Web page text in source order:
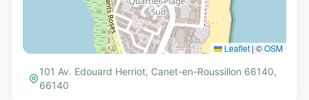
Leaflet | ©OSM
101 Av. Edouard Herriot, Canet-en-Roussillon 66140,
66140